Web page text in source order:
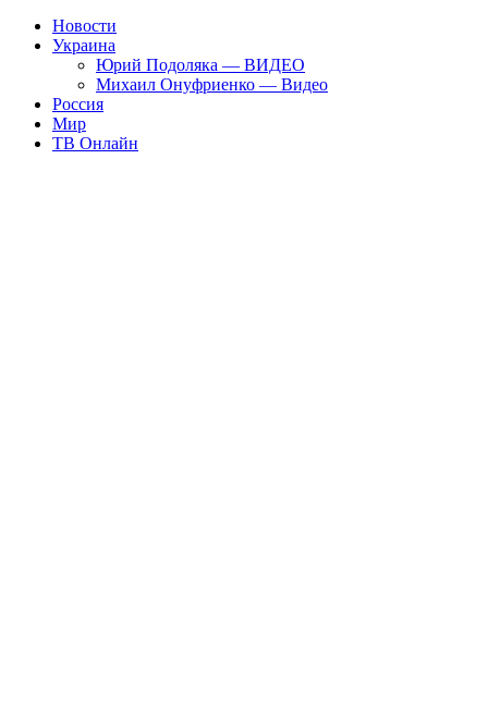
Новости
Украина
Юрий Подоляка — ВИДЕО
Михаил Онуфриенко — Видео
Россия
Мир
ТВ Онлайн